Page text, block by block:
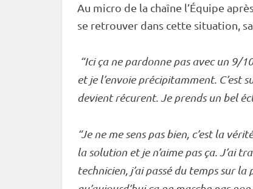
Au micro de la chaîne l’Équipe
se retrouver dans cette situation,
“Ici ça ne pardonne pas avec un 9/
et je l’envoie précipitamment. C’est
devient récurent. Je prends un bel
“Je ne me sens pas bien, c’est la
la solution et je n’aime pas ça. J’ai
technicien, j’ai passé du temps sur la